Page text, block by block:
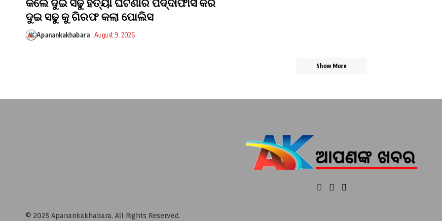
ଦୁଇ ସଢୁ କୁ ଗିରଫ କଲା ପୋଲିସ
Apanankakhabara August 9, 2026
Show More
© 2025 Apanankakhabara. All Rights Reserved.